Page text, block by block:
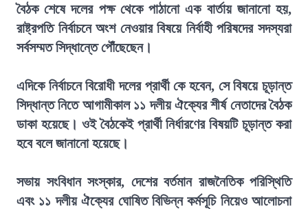
বৈঠক শেষে দলের পক্ষ থেকে পাঠানো এক বার্তায় জানানো হয়,
রাষ্ট্রপতি নির্বাচনে অংশ নেওয়ার বিষয়ে নির্বাহী পরিষদের সদস্যরা
সর্বসম্মত সিদ্ধান্তে পৌঁছেছেন।
এদিকে নির্বাচনে বিরোধী দলের প্রার্থী কে হবেন, সে বিষয়ে চূড়ান্ত
সিদ্ধান্ত নিতে আগামীকাল ১১ দলীয় ঐক্যের শীর্ষ নেতাদের বৈঠক
ডাকা হয়েছে। ওই বৈঠকেই প্রার্থী নির্ধারণের বিষয়টি চূড়ান্ত করা
হবে বলে জানানো হয়েছে।
সভায় সংবিধান সংস্কার, দেশের বর্তমান রাজনৈতিক পরিস্থিতি
এবং ১১ দলীয় ঐক্যের ঘোষিত বিভিন্ন কর্মসূচি নিয়েও আলোচনা